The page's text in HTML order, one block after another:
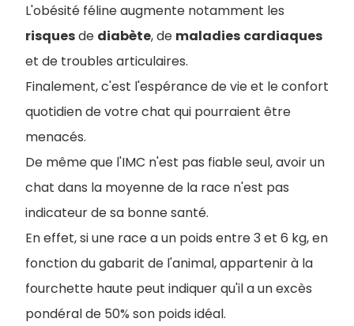
L'obésité féline augmente notamment les
risquesde diabète, de maladies cardiaques
et de troubles articulaires.
Finalement, c'est l'espérance de vie et le confort
quotidien de votre chat qui pourraient être
menacés.
De même que l'IMC n'est pas fiable seul, avoir un
chat dans la moyenne de la race n'est pas
indicateur de sa bonne santé.
En effet, si une race a un poids entre 3 et 6 kg, en
fonction du gabarit de l'animal, appartenir à la
fourchette haute peut indiquer qu'il a un excès
pondéral de 50% son poids idéal.